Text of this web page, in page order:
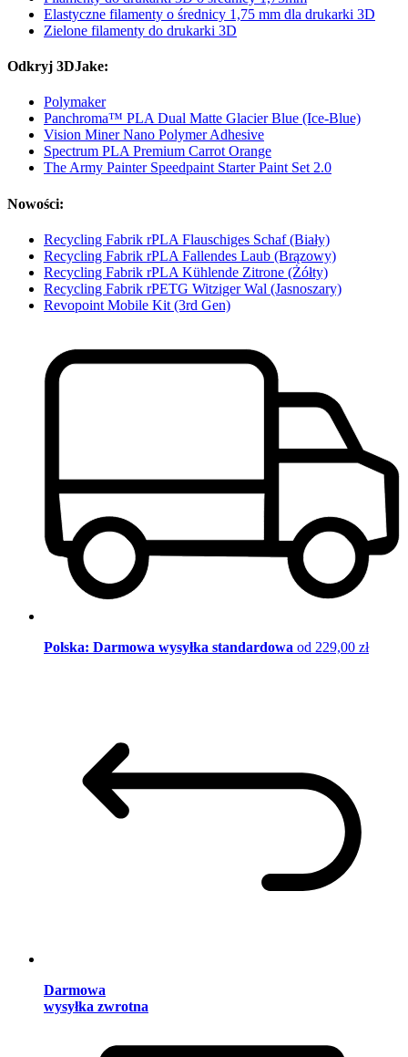
Elastyczne filamenty o średnicy 1,75 mm dla drukarki 3D
Zielone filamenty do drukarki 3D
Odkryj 3DJake:
Polymaker
Panchroma™ PLA Dual Matte Glacier Blue (Ice-Blue)
Vision Miner Nano Polymer Adhesive
Spectrum PLA Premium Carrot Orange
The Army Painter Speedpaint Starter Paint Set 2.0
Nowości:
Recycling Fabrik rPLA Flauschiges Schaf (Biały)
Recycling Fabrik rPLA Fallendes Laub (Brązowy)
Recycling Fabrik rPLA Kühlende Zitrone (Żółty)
Recycling Fabrik rPETG Witziger Wal (Jasnoszary)
Revopoint Mobile Kit (3rd Gen)
Polska: Darmowa wysyłka standardowa od 229,00 zł
Darmowa
wysyłka zwrotna